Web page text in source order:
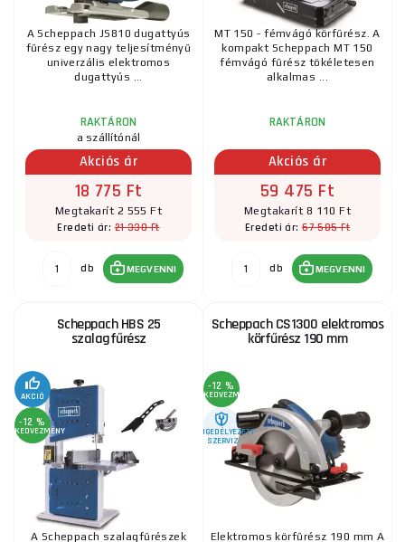
A Scheppach JS810 dugattyús
fűrész egy nagy teljesítményű
univerzális elektromos
dugattyús ...
RAKTÁRON
a szállítónál
Akciós ár
18 775 Ft
Megtakarít 2 555 Ft
Eredeti ár:21 330 Ft
db MEGVENNI
MT 150 - fémvágó körfűrész. A
kompakt Scheppach MT 150
fémvágó fűrész tökéletesen
alkalmas ...
RAKTÁRON
Akciós ár
59 475 Ft
Megtakarít 8 110 Ft
Eredeti ár:67 585 Ft
db MEGVENNI
Scheppach HBS 25
szalagfűrész
AKCIÓ
-12 %
KEDVEZMÉNY
A Scheppach szalagfűrészek
Scheppach CS1300 elektromos
körfűrész 190 mm
-12 %
KEDVEZMÉNY
ENGEDÉLYEZETT
SZERVIZ
Elektromos körfűrész 190 mm A